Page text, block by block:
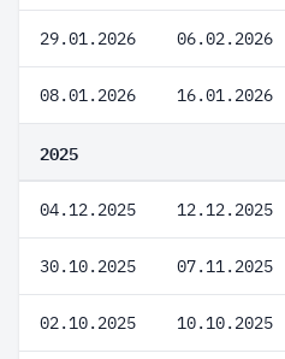
29.01.2026 06.02.2026
08.01.2026 16.01.2026
2025
04.12.2025 12.12.2025
30.10.2025 07.11.2025
02.10.2025 10.10.2025